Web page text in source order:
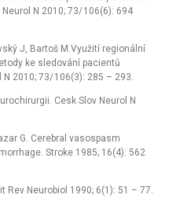
N 2010; 73/ 106(6): 694
J, Bartoš M.Využití regionální
ke sledování pacientů
2010; 73/ 106(3): 285 –⁠ 293.
Cesk Slov Neurol N
G. Cerebral vasospasm
Stroke 1985; 16(4): 562
Rev Neurobio­l 1990; 6(1): 51 –⁠ 77.